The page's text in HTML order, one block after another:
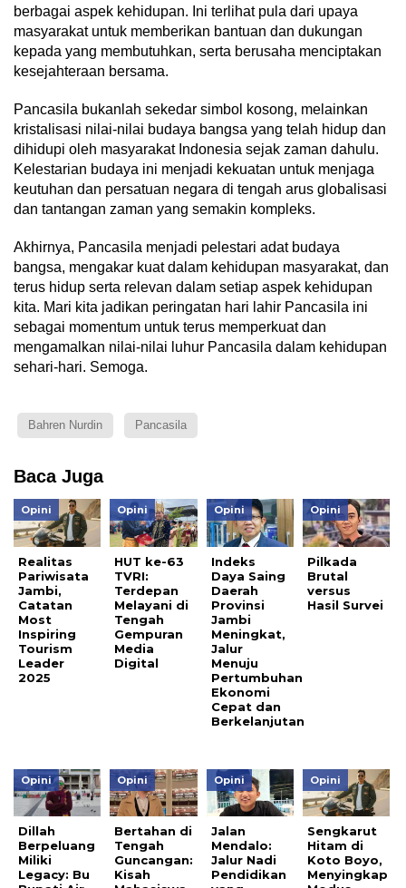
berbagai aspek kehidupan. Ini terlihat pula dari upaya
masyarakat untuk memberikan bantuan dan dukungan
kepada yang membutuhkan, serta berusaha menciptakan
kesejahteraan bersama.
Pancasila bukanlah sekedar simbol kosong, melainkan
kristalisasi nilai-nilai budaya bangsa yang telah hidup dan
dihidupi oleh masyarakat Indonesia sejak zaman dahulu.
Kelestarian budaya ini menjadi kekuatan untuk menjaga
keutuhan dan persatuan negara di tengah arus globalisasi
dan tantangan zaman yang semakin kompleks.
Akhirnya, Pancasila menjadi pelestari adat budaya
bangsa, mengakar kuat dalam kehidupan masyarakat, dan
terus hidup serta relevan dalam setiap aspek kehidupan
kita. Mari kita jadikan peringatan hari lahir Pancasila ini
sebagai momentum untuk terus memperkuat dan
mengamalkan nilai-nilai luhur Pancasila dalam kehidupan
sehari-hari. Semoga.
Bahren Nurdin Pancasila
Baca Juga
Opini
Realitas
Pariwisata
Jambi,
Catatan
Most
Inspiring
Tourism
Leader
2025
Opini
HUT ke-63
TVRI:
Terdepan
Melayani di
Tengah
Gempuran
Media
Digital
Opini
Indeks
Daya Saing
Daerah
Provinsi
Jambi
Meningkat,
Jalur
Menuju
Pertumbuhan
Ekonomi
Cepat dan
Berkelanjutan
Opini
Pilkada
Brutal
versus
Hasil Survei
Opini
Dillah
Berpeluang
Miliki
Legacy: Bu
Opini
Bertahan di
Tengah
Guncangan:
Kisah
Opini
Jalan
Mendalo:
Jalur Nadi
Pendidikan
Opini
Sengkarut
Hitam di
Koto Boyo,
Menyingkap